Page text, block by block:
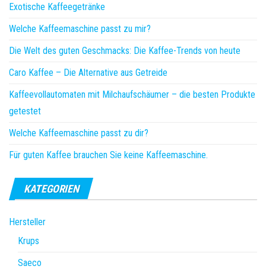
Exotische Kaffeegetränke
Welche Kaffeemaschine passt zu mir?
Die Welt des guten Geschmacks: Die Kaffee-Trends von heute
Caro Kaffee – Die Alternative aus Getreide
Kaffeevollautomaten mit Milchaufschäumer – die besten Produkte
getestet
Welche Kaffeemaschine passt zu dir?
Für guten Kaffee brauchen Sie keine Kaffeemaschine.
KATEGORIEN
Hersteller
Krups
Saeco